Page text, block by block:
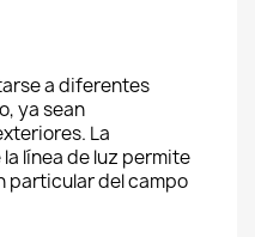
a diferentes
ya sean
La
línea de luz permite
particular del campo